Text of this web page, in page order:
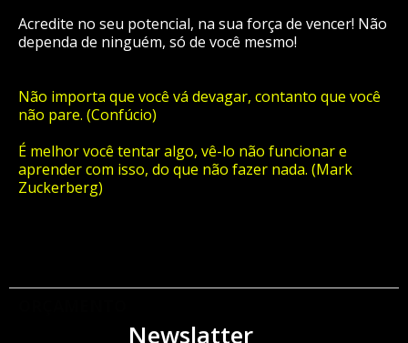
Acredite no seu potencial, na sua força de vencer! Não
dependa de ninguém, só de você mesmo!
Não importa que você vá devagar, contanto que você
não pare. (Confúcio)
É melhor você tentar algo, vê-lo não funcionar e
aprender com isso, do que não fazer nada. (Mark
Zuckerberg)
Newslatter